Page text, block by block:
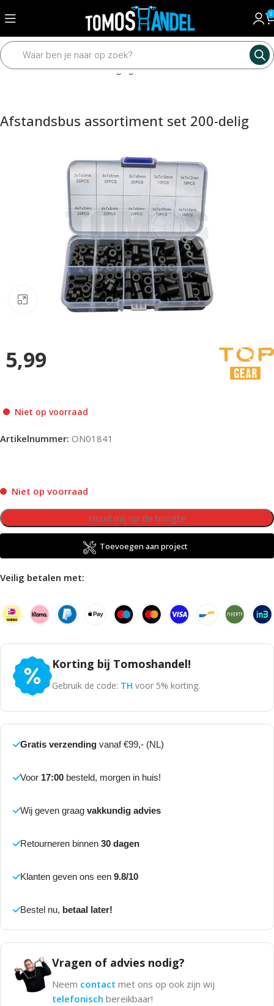
0
Home Framedelen Bevestiging materiaal Assortiment sets
Afstandsbus assortiment set 200-delig
Klik om te vergroten
5,99
Niet op voorraad
Artikelnummer: ON01841
Niet op voorraad
Toevoegen aan project
Veilig betalen met:
Korting bij Tomoshandel!
Gebruik de code: TH voor 5% korting.
Gratis verzending vanaf €99,- (NL)
Voor 17:00 besteld, morgen in huis!
Wij geven graag vakkundig advies
Retourneren binnen 30 dagen
Klanten geven ons een 9.8/10
Bestel nu, betaal later!
Vragen of advies nodig?
Neem contact met ons op ook zijn wij
telefonisch bereikbaar!